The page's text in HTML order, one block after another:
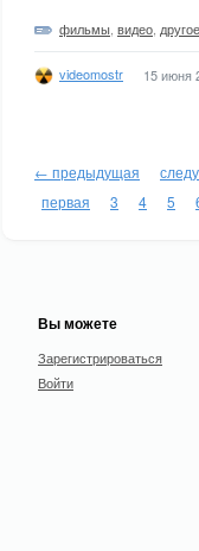
фильмы видео другое
videomostr 15 июня
← предыдущая
первая
3 4 5
Вы можете
Зарегистрироваться
Войти